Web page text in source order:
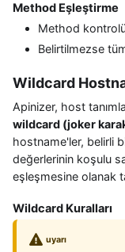
Method Eşleştirme
Method
Belirtilmezse
Wildcard
Apinizer, host
wildcard (joker
hostname'ler, belirli
değerlerinin koşulu
eşleşmesine olanak
Wildcard Kuralları
uyarı